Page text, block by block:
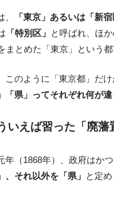
、 「東京 」あるいは「新
「特別区」 と呼ばれ、ほ
まとめた「東京」という
このように「東京都」だ
「県」ってそれぞれ何が
いえば習った「廃藩
年（1868年）、政府はか
、それ以外を「県」 と定め